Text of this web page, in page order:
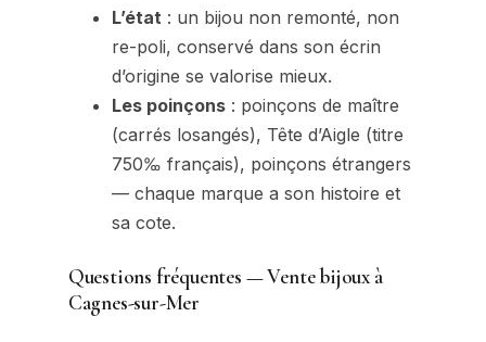
L’état : un bijou non remonté, non
re-poli, conservé dans son écrin
d’origine se valorise mieux.
Les poinçons: poinçons de maître
(carrés losangés), Tête d’Aigle (titre
750‰ français), poinçons étrangers
— chaque marque a son histoire et
sa cote.
Questions fréquentes — Vente bijoux à
Cagnes-sur-Mer